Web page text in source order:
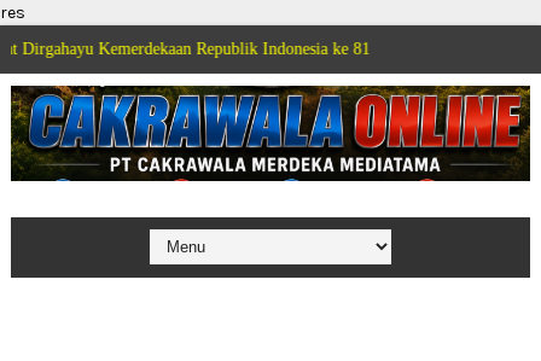
res
Republik Indonesia ke 81